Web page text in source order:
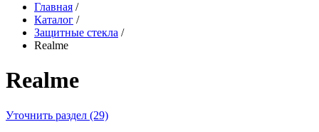
Главная /
Каталог /
Защитные стекла /
Realme
Realme
Уточнить раздел (29)